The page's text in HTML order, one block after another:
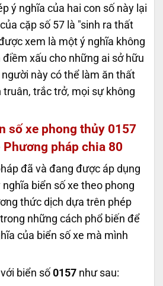
ý nghĩa của hai con số này lại
cặp số 57 là "sinh ra thất
xem là một ý nghĩa không
xấu cho những ai sở hữu
này có thể làm ăn thất
truân, trắc trở, mọi sự không
số xe phong thủy 0157
Phương pháp chia 80
đã và đang được áp dụng
biển số xe theo phong
thức dịch dựa trên phép
những cách phổ biến để
của biển số xe mà mình
biển số 0157 như sau: